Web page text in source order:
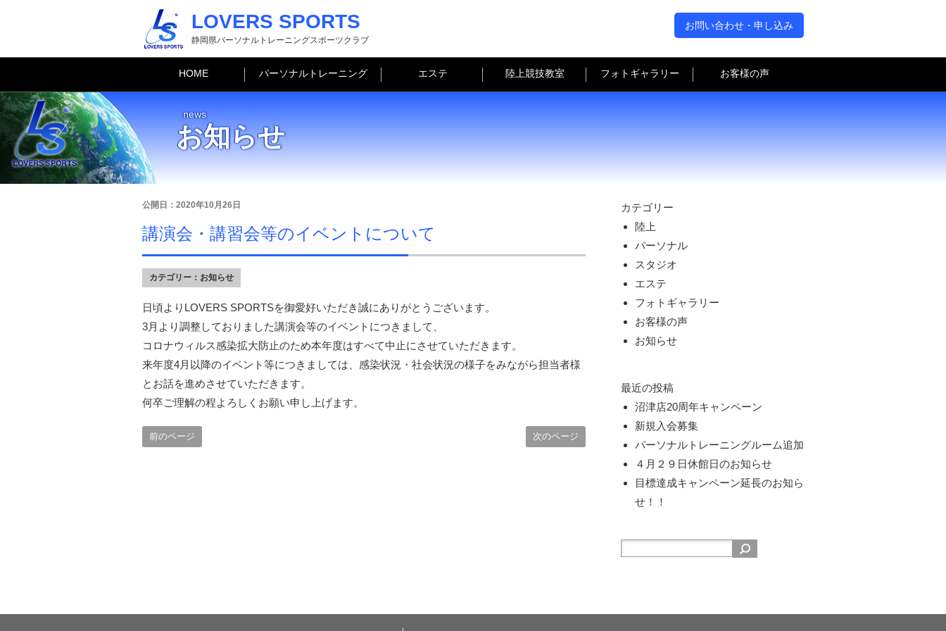
LOVERS SPORTS
静岡県パーソナルトレーニングスポーツクラブ
お問い合わせ・申し込み
HOME パーソナルトレーニング エステ 陸上競技教室 フォトギャラリー お客様の声
news
お知らせ
公開日：2020年10月26日
講演会・講習会等のイベントについて
カテゴリー： お知らせ
日頃よりLOVERS SPORTSを御愛好いただき誠にありがとうございます。
3月より調整しておりました講演会等のイベントにつきまして、
コロナウィルス感染拡大防止のため本年度はすべて中止にさせていただきます。
来年度4月以降のイベント等につきましては、感染状況・社会状況の様子をみながら担当者様
とお話を進めさせていただきます。
何卒ご理解の程よろしくお願い申し上げます。
前のページ 次のページ
カテゴリー
陸上
パーソナル
スタジオ
エステ
フォトギャラリー
お客様の声
お知らせ
最近の投稿
沼津店20周年キャンペーン
新規入会募集
パーソナルトレーニングルーム追加
４月２９日休館日のお知らせ
目標達成キャンペーン延長のお知ら
せ！！